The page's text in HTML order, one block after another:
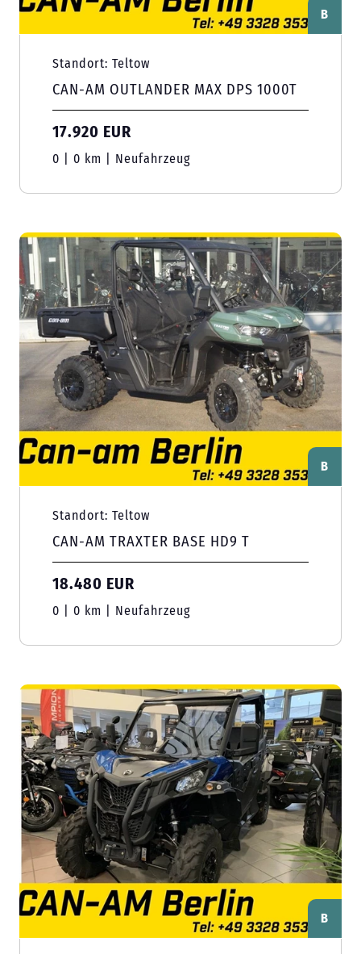
B
Standort: Teltow
CAN-AM OUTLANDER MAX DPS 1000T
17.920 EUR
0 | 0 km | Neufahrzeug
B
Standort: Teltow
CAN-AM TRAXTER BASE HD9 T
18.480 EUR
0 | 0 km | Neufahrzeug
B